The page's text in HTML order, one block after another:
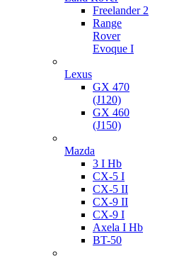
Freelander 2
Range
Rover
Evoque I
Lexus
GX 470
(J120)
GX 460
(J150)
Mazda
3 I Hb
CX-5 I
CX-5 II
CX-9 II
CX-9 I
Axela I Hb
BT-50